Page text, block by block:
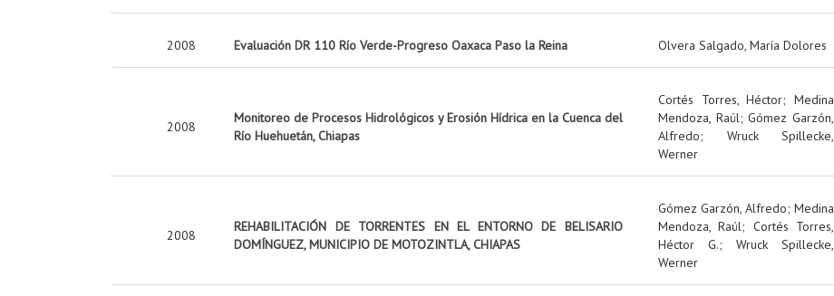
2008 Evaluación DR 110 Río Verde-Progreso Oaxaca Paso la Reina Olvera Salgado, María Dolores
2008
Monitoreo de Procesos Hidrológicos y Erosión Hídrica en la Cuenca del
Río Huehuetán, Chiapas
Cortés Torres, Héctor;Medina
Mendoza, Raúl;Gómez Garzón,
Alfredo; Wruck Spillecke,
Werner
2008
REHABILITACIÓN DE TORRENTES EN EL ENTORNO DE BELISARIO
DOMÍNGUEZ, MUNICIPIO DE MOTOZINTLA, CHIAPAS
Gómez Garzón, Alfredo; Medina
Mendoza, Raúl; Cortés Torres,
Héctor G.; Wruck Spillecke,
Werner